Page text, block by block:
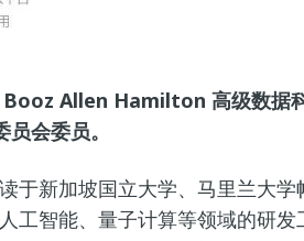
Booz Allen Hamilton 高级数据
会委员。
于新加坡国立大学、马里兰大
工智能、量子计算等领域的研